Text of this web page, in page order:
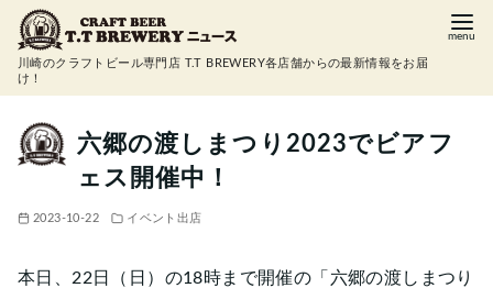
川崎のクラフトビール専門店 T.T BREWERY各店舗からの最新情報をお届
け！
六郷の渡しまつり2023でビアフ
ェス開催中！
2023-10-22 イベント出店
本日、22日（日）の18時まで開催の「六郷の渡しまつり